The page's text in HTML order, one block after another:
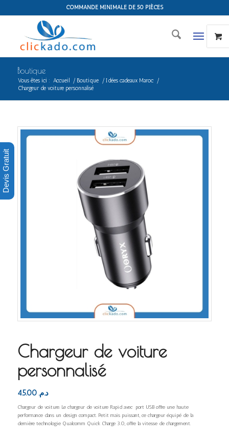
COMMANDE MINIMALE DE 50 PIÈCES
Boutique
Vous êtes ici : Accueil / Boutique / Idées cadeaux Maroc
/
Chargeur de voiture personnalisé
Chargeur de voiture
personnalisé
د.م. 45.00
Chargeur de voiture. Le chargeur de voiture Rapid avec port USB offre une haute
performance dans un design compact. Petit mais puissant, ce chargeur équipé de la
dernière technologie Qualcomm Quick Charge 3.0, offre la vitesse de chargement.
Devis Gratuit